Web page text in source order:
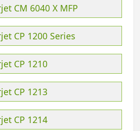
CM 6040 X MFP
CP 1200 Series
CP 1210
CP 1213
CP 1214